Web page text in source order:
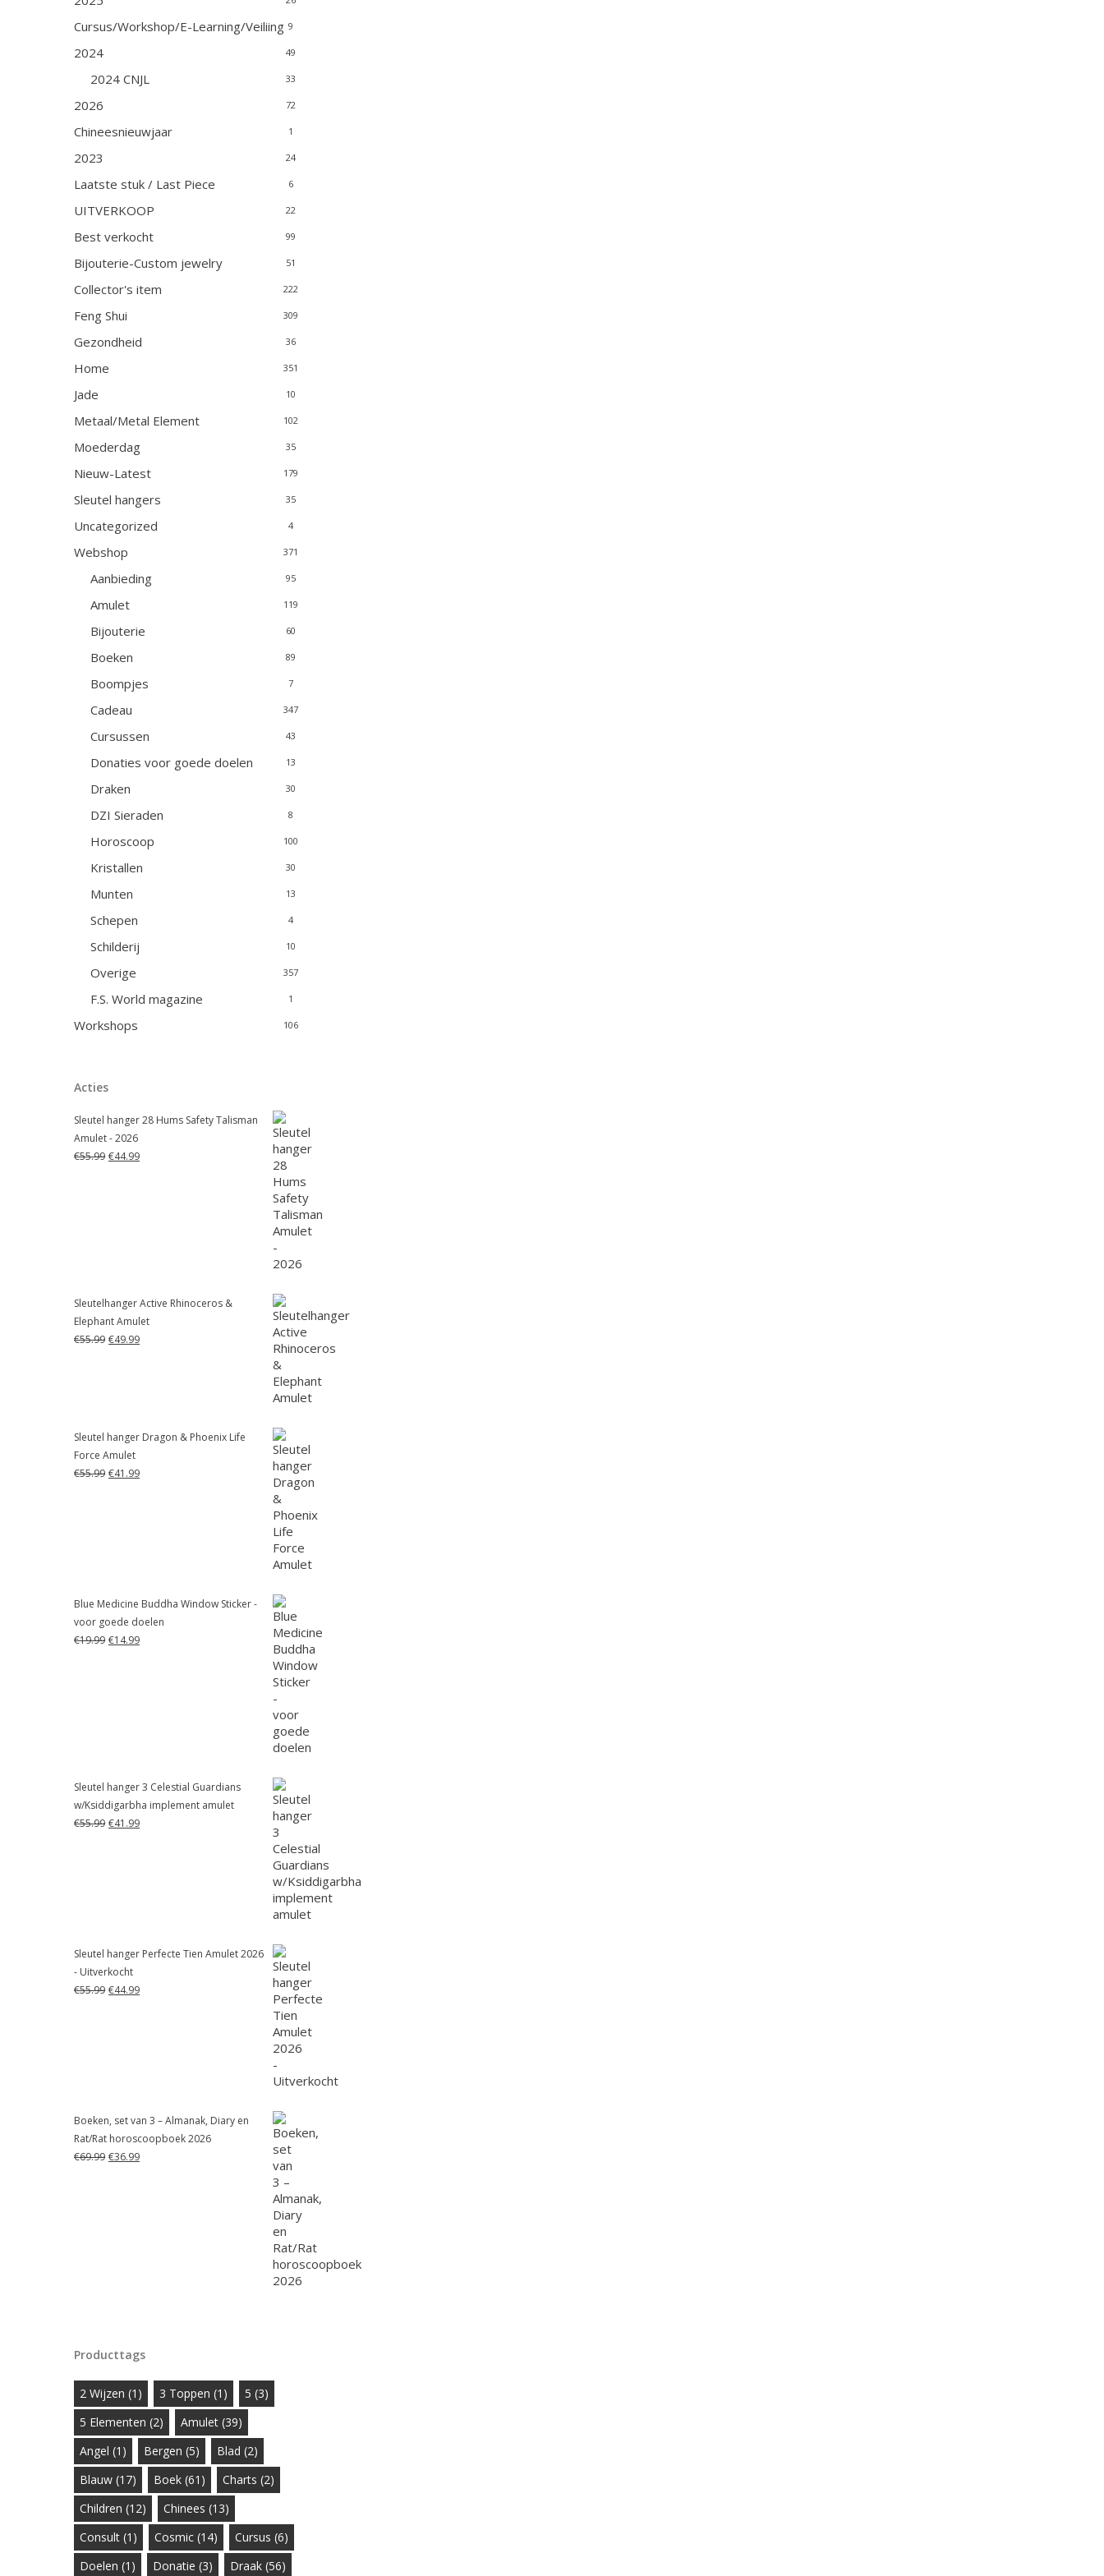
Cursus/Workshop/E-Learning/Veiliing 9
2024 49
2024 CNJL 33
2026 72
Chineesnieuwjaar 1
2023 24
Laatste stuk / Last Piece 6
UITVERKOOP 22
Best verkocht 99
Bijouterie-Custom jewelry 51
Collector's item 222
Feng Shui 309
Gezondheid 36
Home 351
Jade 10
Metaal/Metal Element 102
Moederdag 35
Nieuw-Latest 179
Sleutel hangers 35
Uncategorized 4
Webshop 371
Aanbieding 95
Amulet 119
Bijouterie 60
Boeken 89
Boompjes 7
Cadeau 347
Cursussen 43
Donaties voor goede doelen 13
Draken 30
DZI Sieraden 8
Horoscoop 100
Kristallen 30
Munten 13
Schepen 4
Schilderij 10
Overige 357
F.S. World magazine 1
Workshops 106
Acties
Sleutel hanger 28 Hums Safety Talisman
Amulet - 2026
€55.99 Oorspronkelijke
€44.99Huidige
Sleutelhanger Active Rhinoceros &
Elephant Amulet
€55.99 Oorspronkelijke
€49.99Huidige
Sleutel hanger Dragon & Phoenix Life
Force Amulet
€55.99 Oorspronkelijke
€41.99Huidige
Blue Medicine Buddha Window Sticker -
voor goede doelen
€19.99 Oorspronkelijke
€14.99Huidige
Sleutel hanger 3 Celestial Guardians
w/Ksiddigarbha implement amulet
€55.99 Oorspronkelijke
€41.99Huidige
Sleutel hanger Perfecte Tien Amulet 2026
- Uitverkocht
€55.99 Oorspronkelijke
€44.99Huidige
Boeken, set van 3 – Almanak, Diary en
Rat/Rat horoscoopboek 2026
€69.99 Oorspronkelijke
€36.99Huidige
Producttags
2 Wijzen (1) 3 Toppen (1) 5 (3)
5 Elementen (2) Amulet (39)
Angel (1) Bergen (5) Blad (2)
Blauw (17) Boek (61) Charts (2)
Children (12) Chinees (13)
Consult (1) Cosmic (14) Cursus (6)
Doelen (1) Donatie (3) Draak (56)